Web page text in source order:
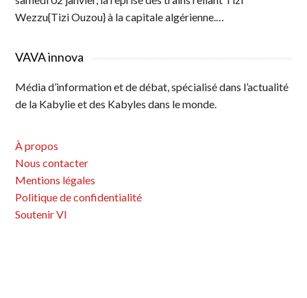
Wezzu{Tizi Ouzou} à la capitale algérienne.…
VAVA innova
Média d’information et de débat, spécialisé dans l’actualité
de la Kabylie et des Kabyles dans le monde.
À propos
Nous contacter
Mentions légales
Politique de confidentialité
Soutenir VI